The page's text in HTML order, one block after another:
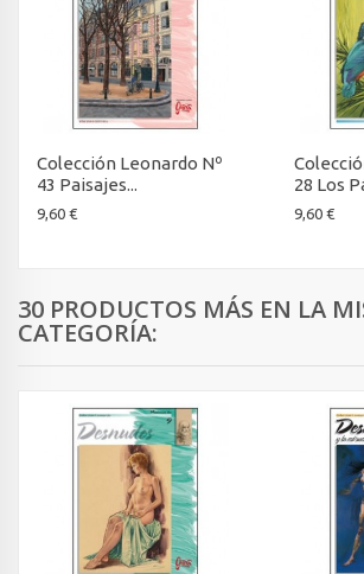
Colección Leonardo Nº
43 Paisajes...
9,60 €
28 Los
9,60 €
30 PRODUCTOS MÁS EN LA
CATEGORÍA: